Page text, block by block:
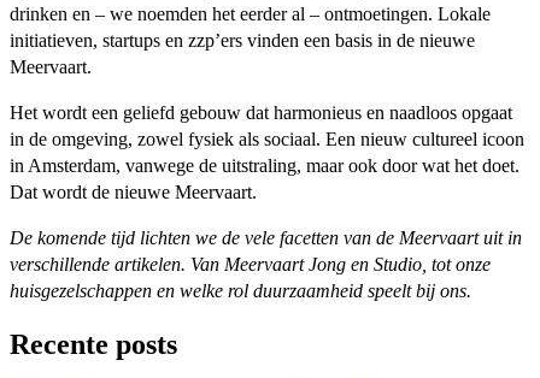
drinken en – we noemden het eerder al – ontmoetingen. Lokale
initiatieven, startups en zzp’ers vinden een basis in de nieuwe
Meervaart.
Het wordt een geliefd gebouw dat harmonieus en naadloos opgaat
in de omgeving, zowel fysiek als sociaal. Een nieuw cultureel icoon
in Amsterdam, vanwege de uitstraling, maar ook door wat het doet.
Dat wordt de nieuwe Meervaart.
De komende tijd lichten we de vele facetten van de Meervaart uit in
verschillende artikelen. Van Meervaart Jong en Studio, tot onze
huisgezelschappen en welke rol duurzaamheid speelt bij ons.
Recente posts